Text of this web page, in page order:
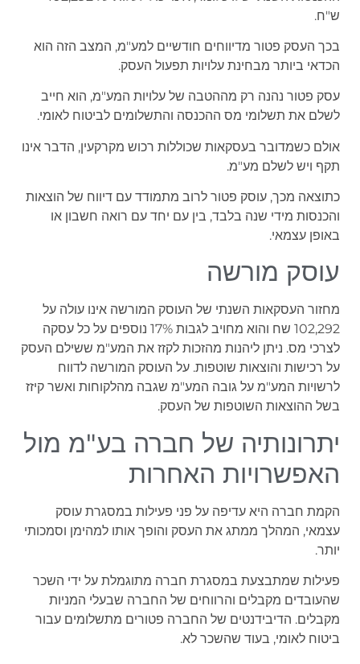
ש"ח.
בכך העסק פטור מדיווחים חודשיים למע"מ, המצב הזה הוא
הכדאי ביותר מבחינת עלויות תפעול העסק.
עסק פטור נהנה רק מההטבה של עלויות המע"מ, הוא חייב
לשלם את תשלומי מס ההכנסה והתשלומים לביטוח לאומי.
אולם כשמדובר בעסקאות שכוללות רכוש מקרקעין, הדבר אינו
תקף ויש לשלם מע"מ.
כתוצאה מכך, עוסק פטור לרוב מתמודד עם דיווח של הוצאות
והכנסות מידי שנה בלבד, בין עם יחד עם רואה חשבון או
באופן עצמאי.
עוסק מורשה
מחזור העסקאות השנתי של העוסק המורשה אינו עולה על
102,292 שח והוא מחויב לגבות 17% נוספים על כל עסקה
לצרכי מס. ניתן ליהנות מהזכות לקזז את המע"מ ששילם העסק
על רכישות והוצאות שוטפות. על העוסק המורשה לדווח
לרשויות המע"מ על גובה המע"מ שגבה מהלקוחות ואשר קיזז
בשל ההוצאות השוטפות של העסק.
יתרונותיה של חברה בע"מ מול
האפשרויות האחרות
הקמת חברה היא עדיפה על פני פעילות במסגרת עוסק
עצמאי, המהלך ממתג את העסק והופך אותו למהימן וסמכותי
יותר.
פעילות שמתבצעת במסגרת חברה מתוגמלת על ידי השכר
שהעובדים מקבלים והרווחים של החברה שבעלי המניות
מקבלים. הדיבידנטים של החברה פטורים מתשלומים עבור
ביטוח לאומי, בעוד שהשכר לא.